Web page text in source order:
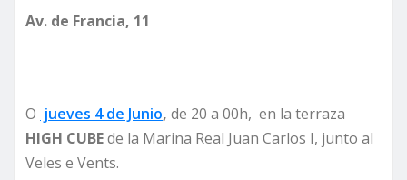
Av. de Francia, 11
O jueves 4 de Junio, de 20 a 00h, en la terraza
HIGH CUBEde la Marina Real Juan Carlos I, junto al
Veles e Vents.